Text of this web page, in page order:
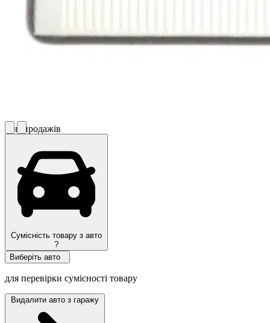
Топ продажів
Сумісність товару з авто
?
Виберіть авто
для перевірки сумісності товару
Видалити авто з гаражу